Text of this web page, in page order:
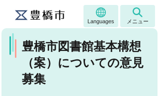
Languages メニュー
豊橋市図書館基本構想
（案）についての意見
募集